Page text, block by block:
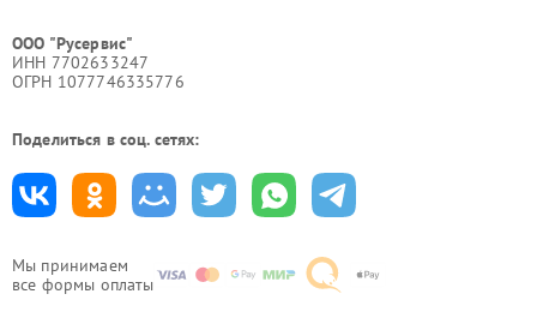
Мы принимаем
все формы оплаты
ООО "Русервис"
ИНН 7702633247
ОГРН 1077746335776
Поделиться в соц. сетях: